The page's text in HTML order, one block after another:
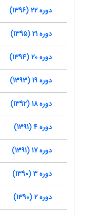
دوره 22 (1396)
دوره 21 (1395)
دوره 20 (1394)
دوره 19 (1393)
دوره 18 (1392)
دوره 4 (1391)
دوره 17 (1391)
دوره 3 (1390)
دوره 2 (1390)